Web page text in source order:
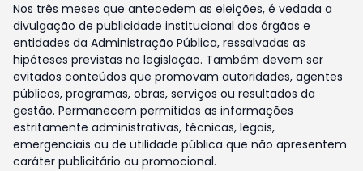
Nos três meses que antecedem as eleições, é vedada a
divulgação de publicidade institucional dos órgãos e
entidades da Administração Pública, ressalvadas as
hipóteses previstas na legislação. Também devem ser
evitados conteúdos que promovam autoridades, agentes
públicos, programas, obras, serviços ou resultados da
gestão. Permanecem permitidas as informações
estritamente administrativas, técnicas, legais,
emergenciais ou de utilidade pública que não apresentem
caráter publicitário ou promocional.